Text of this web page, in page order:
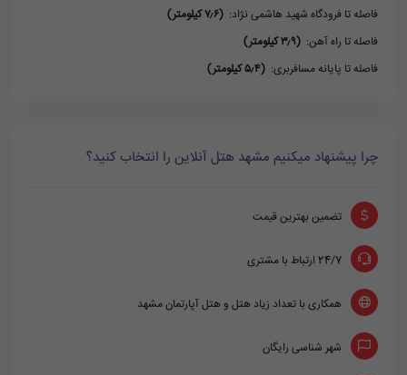
فاصله تا فرودگاه شهید هاشمی نژاد: (۷٫۶ کیلومتر)
فاصله تا راه آهن: (۳٫۹ کیلومتر)
فاصله تا پایانه مسافربری: (۵٫۴ کیلومتر)
چرا پیشنهاد میکنیم مشهد هتل آنلاین را انتخاب کنید؟
تضمین بهترین قیمت
24/7 ارتباط با مشتری
همکاری با تعداد زیاد هتل و هتل آپارتمان مشهد
شهر شناسی رایگان